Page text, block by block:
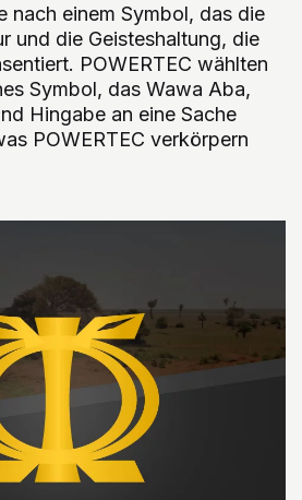
nach einem Symbol, das die
und die Geisteshaltung, die
POWERTEC wählten
Symbol, das Wawa Aba,
Hingabe an eine Sache
POWERTEC verkörpern